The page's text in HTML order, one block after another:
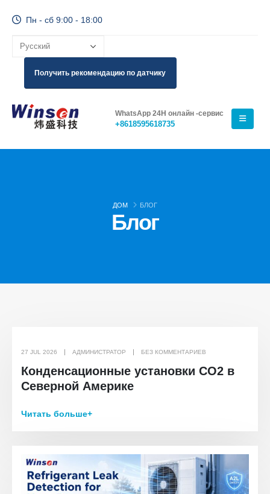
Пн - сб 9:00 - 18:00
Получить рекомендацию по датчику
WhatsApp 24H онлайн -сервис
+8618595618735
ДОМ БЛОГ
Блог
27 JUL 2026 АДМИНИСТРАТОР БЕЗ КОММЕНТАРИЕВ
Конденсационные установки CO2 в
Северной Америке
Читать больше+